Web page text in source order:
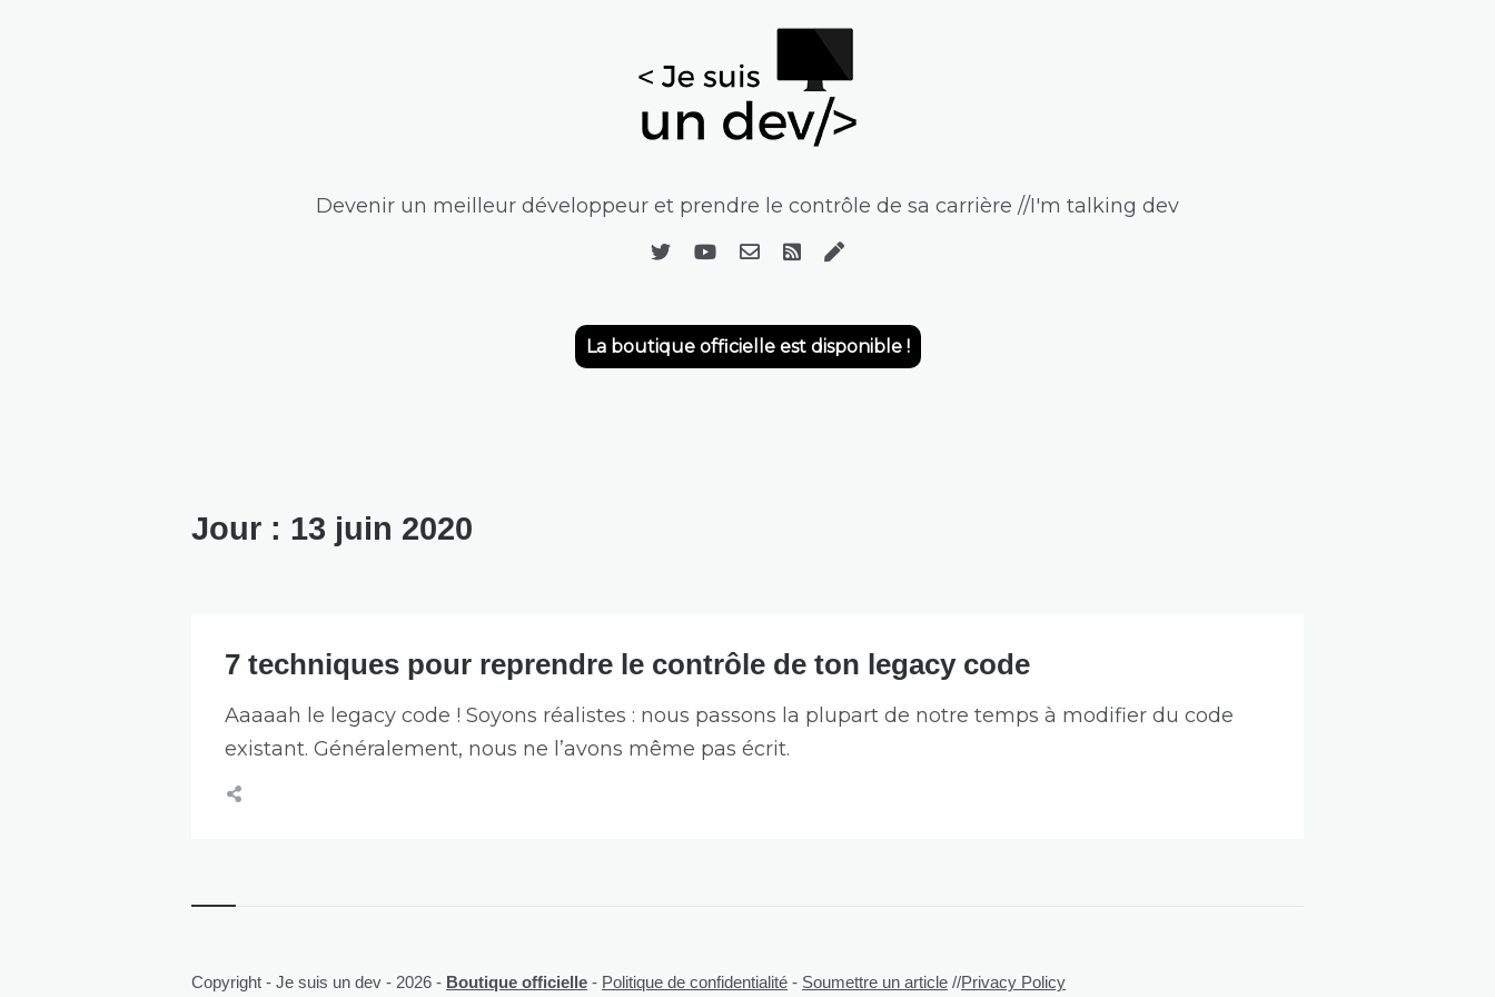
Devenir un meilleur développeur et prendre le contrôle de sa carrière //I'm talking dev
La boutique officielle est disponible !
Jour : 13 juin 2020
7 techniques pour reprendre le contrôle de ton legacy code
Aaaaah le legacy code ! Soyons réalistes : nous passons la plupart de notre temps à modifier du code
existant. Généralement, nous ne l’avons même pas écrit.
Copyright - Je suis un dev - 2026 - Boutique officielle - Politique de confidentialité - Soumettre un article //Privacy Policy